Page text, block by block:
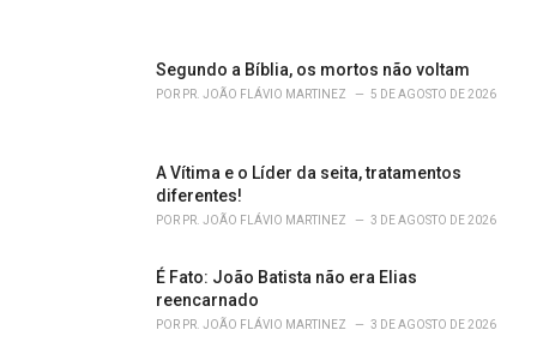
Segundo a Bíblia, os mortos não voltam
POR PR. JOÃO FLÁVIO MARTINEZ 5 DE AGOSTO DE 2026
A Vítima e o Líder da seita, tratamentos
diferentes!
POR PR. JOÃO FLÁVIO MARTINEZ 3 DE AGOSTO DE 2026
É Fato: João Batista não era Elias
reencarnado
POR PR. JOÃO FLÁVIO MARTINEZ 3 DE AGOSTO DE 2026